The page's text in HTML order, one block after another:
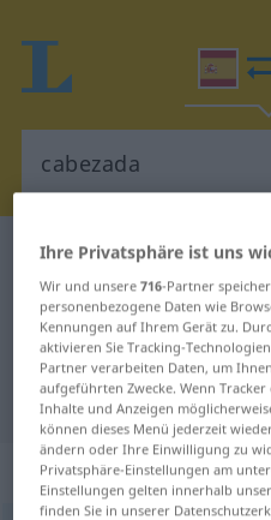
Spanisch-Deutsch
Spanisch-
"cabezada"
"cabezada"
„cabezada“:
Ihre Privatsphäre ist uns
Wir und unsere716-Partner
personenbezogene Daten wie
Kennungen auf Ihrem Gerät zu.
aktivieren Sie Tracking-
Partner verarbeiten Daten, um
aufgeführten Zwecke. Wenn
Inhalte und Anzeigen
können dieses Menü jederzeit
ändern oder Ihre Einwilligung zu
Privatsphäre-Einstellungen am
Einstellungen gelten innerhalb
finden Sie in unserer